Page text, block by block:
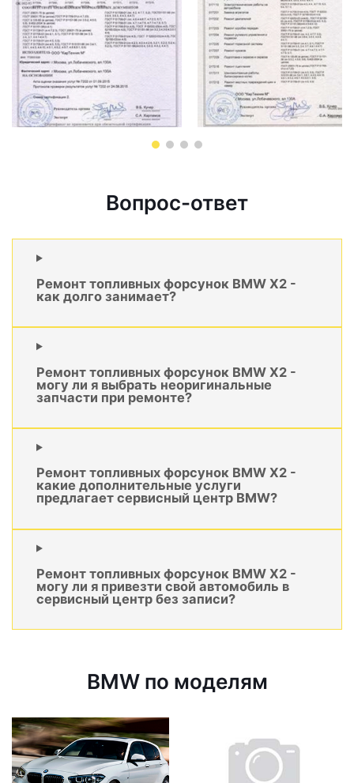
Вопрос-ответ
Ремонт топливных форсунок BMW X2 -
как долго занимает?
Ремонт топливных форсунок BMW X2 -
могу ли я выбрать неоригинальные
запчасти при ремонте?
Ремонт топливных форсунок BMW X2 -
какие дополнительные услуги
предлагает сервисный центр BMW?
Ремонт топливных форсунок BMW X2 -
могу ли я привезти свой автомобиль в
сервисный центр без записи?
BMW по моделям